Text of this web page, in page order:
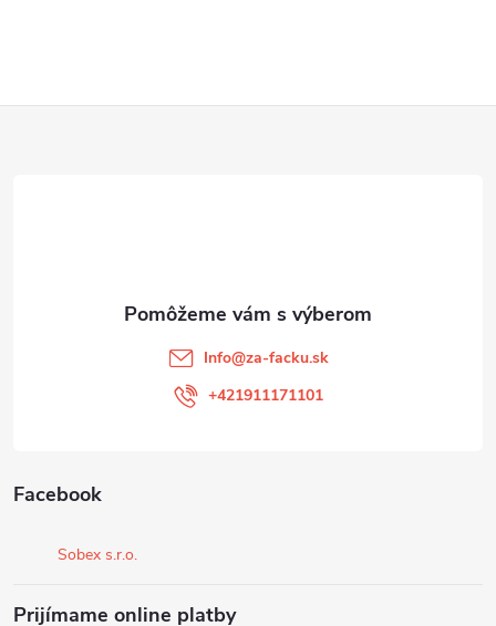
Facebook
Sobex s.r.o.
Prijímame online platby
Info@za-facku.sk
+421911171101